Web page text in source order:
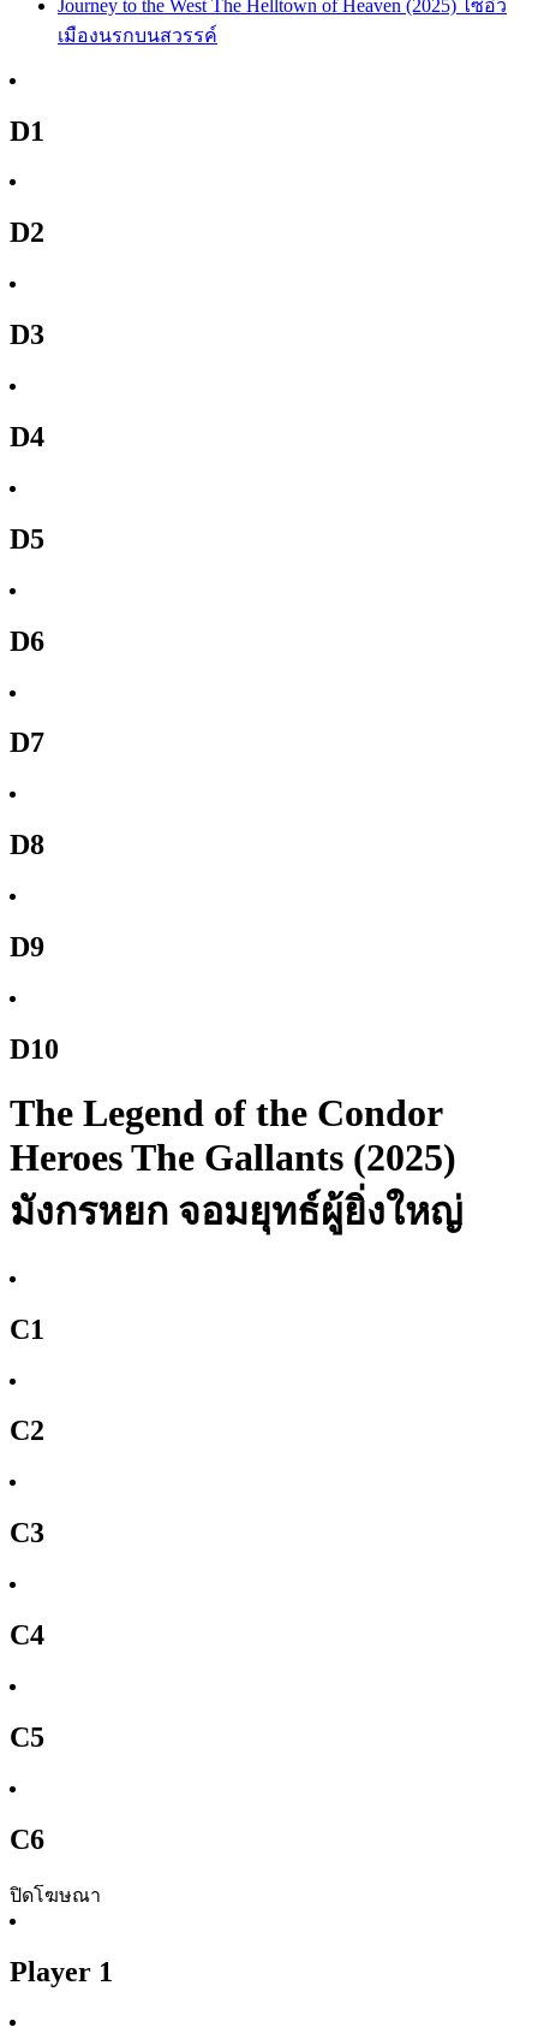
Journey to the West The Helltown of Heaven (2025) ไซอิ๋ว
เมืองนรกบนสวรรค์
D1
D2
D3
D4
D5
D6
D7
D8
D9
D10
The Legend of the Condor
Heroes The Gallants (2025)
มังกรหยก จอมยุทธ์ผู้ยิ่งใหญ่
C1
C2
C3
C4
C5
C6
ปิดโฆษณา
Player 1